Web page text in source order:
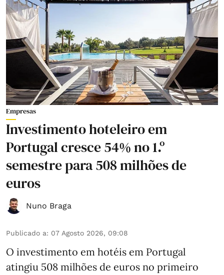
Empresas
Investimento hoteleiro em
Portugal cresce 54% no 1.º
semestre para 508 milhões de
euros
Nuno Braga
Publicado a: 07 Agosto 2026, 09:08
O investimento em hotéis em Portugal
atingiu 508 milhões de euros no primeiro